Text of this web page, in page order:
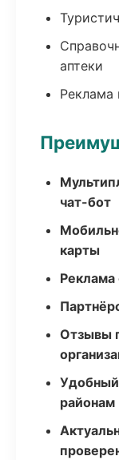
аптеки
Реклама
чат-бот
карты
Реклама
Отзывы
Удобный
районам